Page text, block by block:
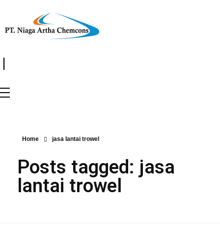
|
Home jasa lantai trowel
Posts tagged: jasa
lantai trowel